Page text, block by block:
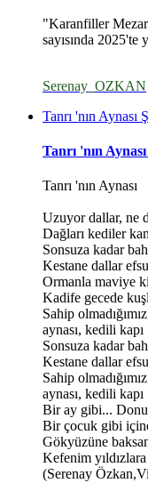
"Karanfiller
sayısında 2025'te
Serenay_OZKAN
Tanrı 'nın Aynası
Tanrı 'nın
Tanrı 'nın Aynası
Uzuyor dallar, ne
Dağları kediler
Sonsuza kadar
Kestane dallar
Ormanla maviye
Kadife gecede
Sahip
aynası, kedili kapı
Sonsuza kadar
Kestane dallar
Sahip
aynası, kedili kapı
Bir ay gibi...
Bir çocuk gibi
Gökyüzüne
Kefenim
(Serenay